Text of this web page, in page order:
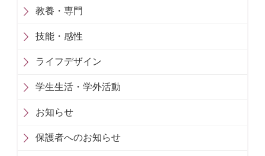
教養・専門
技能・感性
ライフデザイン
学生生活・学外活動
お知らせ
保護者へのお知らせ